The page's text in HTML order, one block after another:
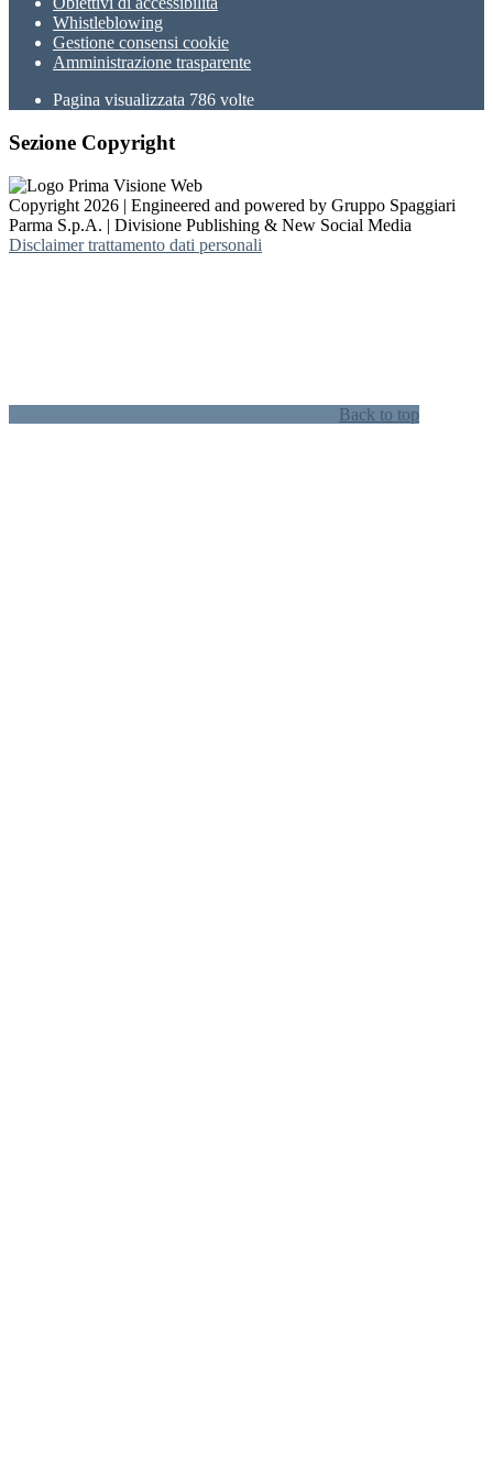
Whistleblowing
Gestione consensi cookie
Amministrazione trasparente
Pagina visualizzata 786 volte
Sezione Copyright
Copyright 2026 | Engineered and powered by Gruppo Spaggiari
Parma S.p.A. | Divisione Publishing & New Social Media
Disclaimer trattamento dati personali
Back to top